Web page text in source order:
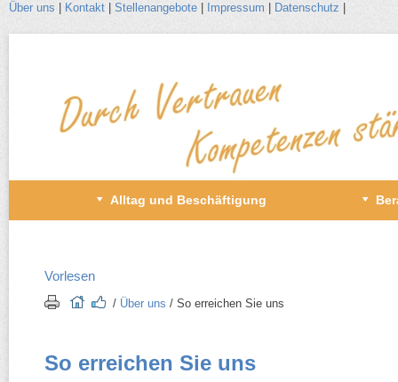
Über uns Kontakt Stellenangebote Impressum Datenschutz
Alltag und Beschäftigung
Vorlesen
/​ Über uns /​ So erreichen Sie uns
So erreichen Sie uns